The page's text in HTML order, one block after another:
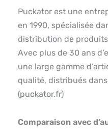
Puckator est une
en 1990, spécialisée
distribution de
Avec plus de 30 ans
une large gamme
qualité, distribués
(puckator.fr)
Comparaison avec